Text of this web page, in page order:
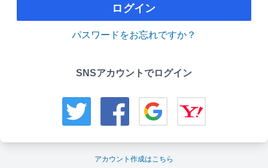
ログイン
パスワードをお忘れですか？
SNSアカウントでログイン
アカウント作成はこちら